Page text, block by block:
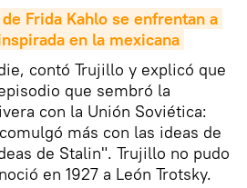
Frida Kahlo se enfrentan a
en la mexicana
contó Trujillo y explicó que
que sembró la
con la Unión Soviética:
más con las ideas de
de Stalin". Trujillo no pudo
en 1927 a León Trotsky.